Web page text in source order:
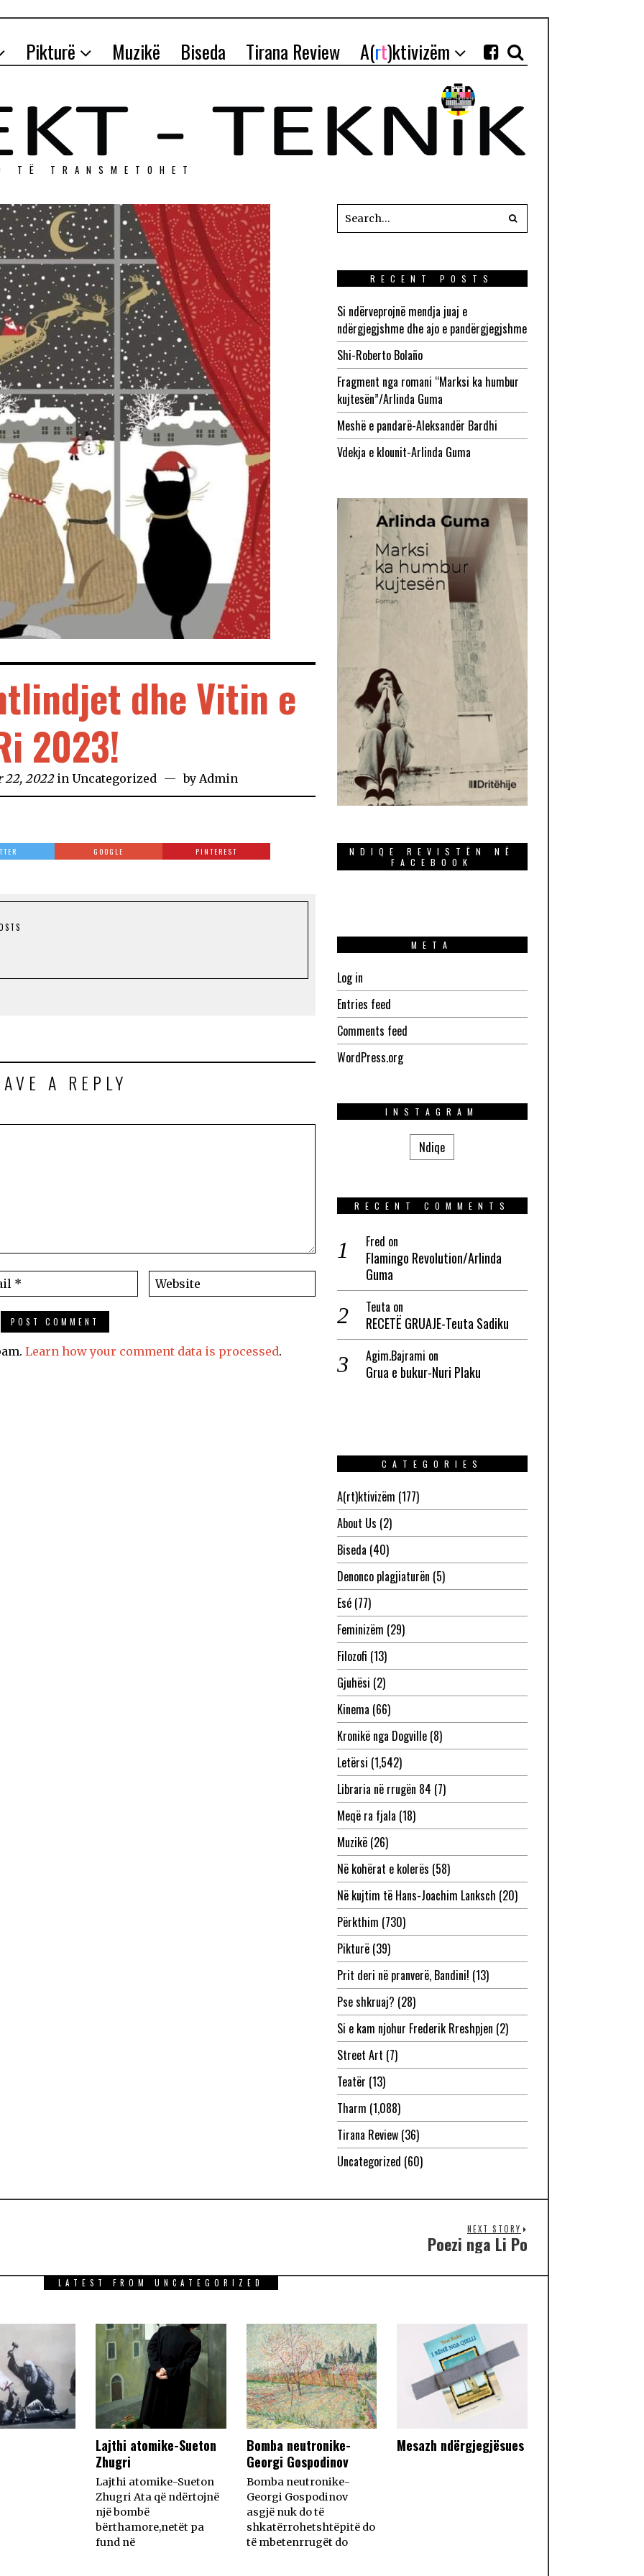
Pikturë Muzikë Biseda Tirana Review A(rt)ktivizëm
TЁ TRANSMETOHET
dhe Vitin e
2023!
22, 2022 inUncategorized by Admin
GOOGLE PINTEREST
A REPLY
Learn how your comment data is processed.
RECENT POSTS
Si ndërveprojnë mendja juaj e
ndërgjegjshme dhe ajo e pandërgjegjshme
Shi-Roberto Bolaño
Fragment nga romani “Marksi ka humbur
kujtesën”/Arlinda Guma
Meshë e pandarë-Aleksandër Bardhi
Vdekja e klounit-Arlinda Guma
NDIQE REVISTËN NË
FACEBOOK
META
Log in
Entries feed
Comments feed
WordPress.org
INSTAGRAM
Ndiqe
RECENT COMMENTS
Fred on
Flamingo Revolution/Arlinda
Guma
Teuta on
RECETË GRUAJE-Teuta Sadiku
Agim.Bajrami on
Grua e bukur-Nuri Plaku
CATEGORIES
A(rt)ktivizëm (177)
About Us (2)
Biseda (40)
Denonco plagjiaturën (5)
Esé(77)
Feminizëm (29)
Filozofi (13)
Gjuhësi (2)
Kinema (66)
Kronikë nga Dogville(8)
Letërsi (1,542)
Libraria në rrugën 84 (7)
Meqë ra fjala (18)
Muzikë(26)
Në kohërat e kolerës (58)
Në kujtim të Hans-Joachim Lanksch (20)
Përkthim (730)
Pikturë(39)
Prit deri në pranverë, Bandini! (13)
Pse shkruaj? (28)
Si e kam njohur Frederik Rreshpjen (2)
Street Art (7)
Teatër (13)
Tharm (1,088)
Tirana Review(36)
Uncategorized (60)
NEXT STORY
Poezi nga Li Po
LATEST FROM UNCATEGORIZED
Lajthi atomike-Sueton
Zhugri
Lajthi atomike-Sueton
Zhugri Ata që ndërtojnë
një bombë
bërthamore,netët pa
fund në
Bomba neutronike-
Georgi Gospodinov
Bomba neutronike-
Georgi Gospodinov
asgjë nuk do të
shkatërrohetshtëpitë do
të mbetenrrugët do
Mesazh ndërgjegjësues